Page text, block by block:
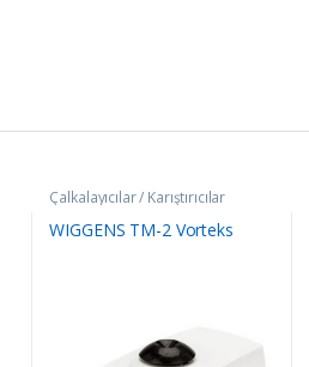
Çalkalayıcılar / Karıştırıcılar
WIGGENS TM-2 Vorteks